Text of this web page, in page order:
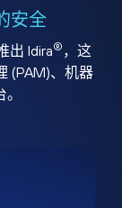
安全
出 Idira® ，这
(PAM)、机器